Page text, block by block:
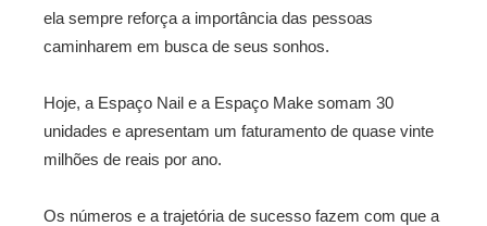
ela sempre reforça a importância das pessoas
caminharem em busca de seus sonhos.
Hoje, a Espaço Nail e a Espaço Make somam 30
unidades e apresentam um faturamento de quase vinte
milhões de reais por ano.
Os números e a trajetória de sucesso fazem com que a